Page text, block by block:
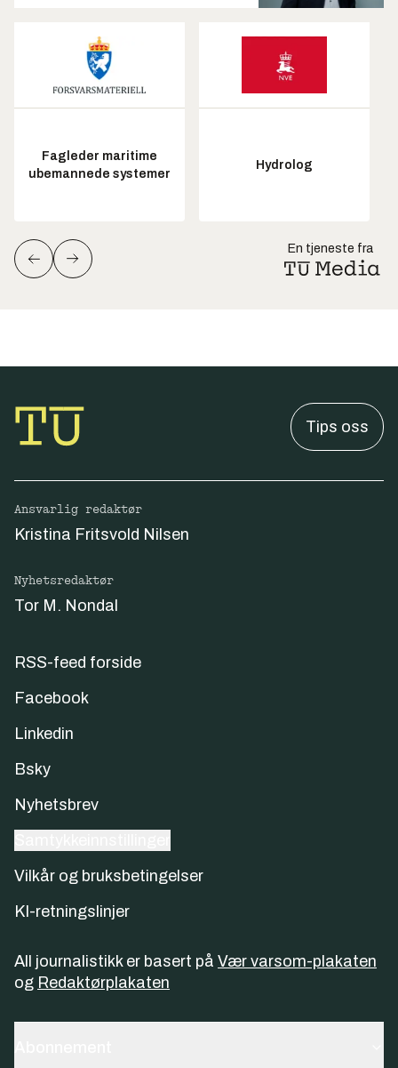
Fagleder maritime
ubemannede systemer
Hydrolog
En tjeneste fra
Tips oss
Ansvarlig redaktør
Kristina Fritsvold Nilsen
Nyhetsredaktør
Tor M. Nondal
RSS-feed forside
Facebook
Linkedin
Bsky
Nyhetsbrev
Vilkår og bruksbetingelser
KI-retningslinjer
All journalistikk er basert på Vær varsom-plakaten
og Redaktørplakaten